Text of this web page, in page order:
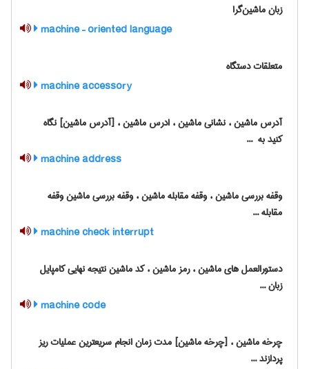
زبان ماشین‌گرا
machine – oriented language
متعلقات دستگاه
machine accessory
آدرس ماشین ، نشانی ماشین ، ادرس ماشین ، [آدرس ماشین] نگاه
کنید به ‎ ...
machine address
وقفه بررسی ماشین ، وقفه مقابله ماشین ، وقفه بررسی ماشین وقفه
مقابله ...
machine check interrupt
دستورالعمل های ماشین ، رمز ماشین ، کد ماشین نتیجه نهایی کامپایل
زبان ...
machine code
چرخه ماشین ، [چرخه ماشین] مدت زمان انجام سریعترین عملیات ریز
پردازند ...